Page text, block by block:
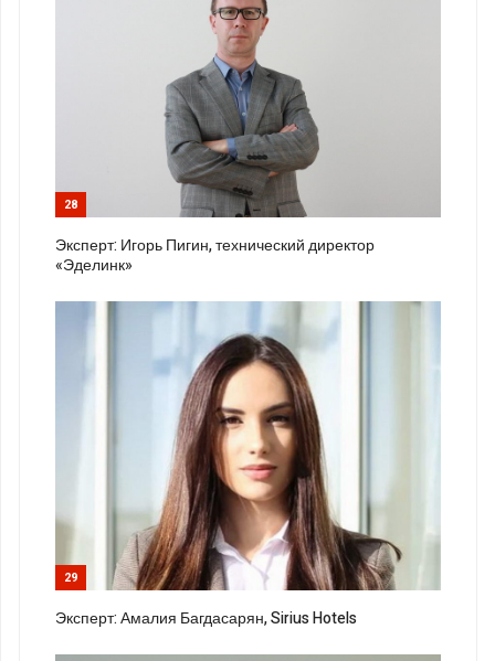
28
Эксперт: Игорь Пигин, технический директор
«Эделинк»
29
Эксперт: Амалия Багдасарян, Sirius Hotels